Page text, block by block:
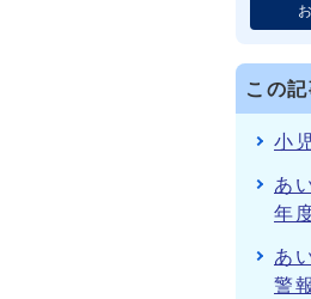
この
小
あ
年
あ
警